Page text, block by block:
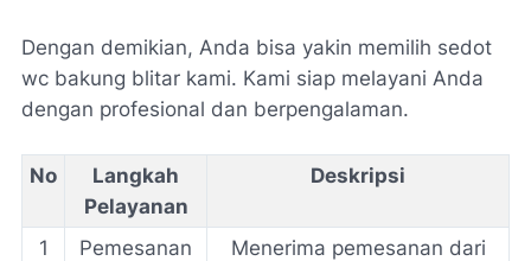
Dengan demikian, Anda bisa yakin memilih sedot
wc bakung blitar kami. Kami siap melayani Anda
dengan profesional dan berpengalaman.
No
Langkah
Pelayanan
Deskripsi
1 Pemesanan
Menerima pemesanan dari